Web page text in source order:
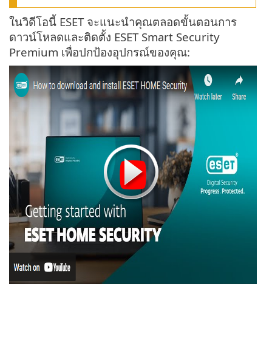
ในวิดีโอนี้ ESET จะแนะนำคุณตลอดขั้นตอนการ
ดาวน์โหลดและติดตั้ง ESET Smart Security
Premium เพื่อปกป้องอุปกรณ์ของคุณ: